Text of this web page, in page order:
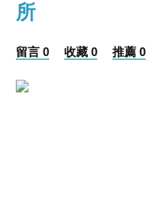
所
留言 0 收藏 0 推薦 0